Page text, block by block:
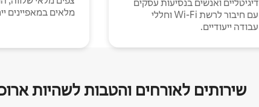
דיגיטליים ואנשים בנסיעות עסקים
עם חיבור לרשת Wi-Fi וחללי
עבודה ייעודיים.
מלאים במאפיינים
שירותים לאורחים והטבות לשהיות